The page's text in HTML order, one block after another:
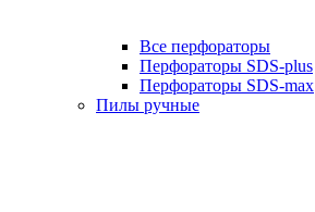
Все перфораторы
Перфораторы SDS-plus
Перфораторы SDS-max
Пилы ручные